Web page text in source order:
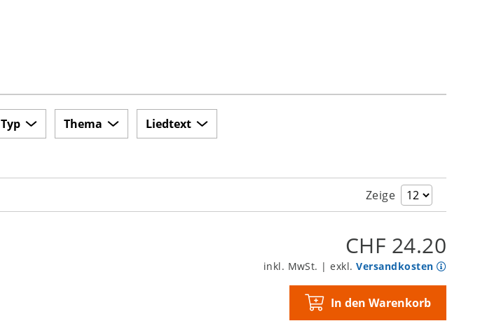
Typ Thema Liedtext
Zeige
CHF 24.20
inkl. MwSt. | exkl.Versandkosten
In den Warenkorb